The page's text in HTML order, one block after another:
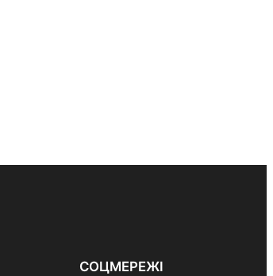
СОЦМЕРЕЖІ